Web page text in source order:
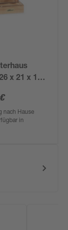
x 21 x 19
€
nach Hause
in